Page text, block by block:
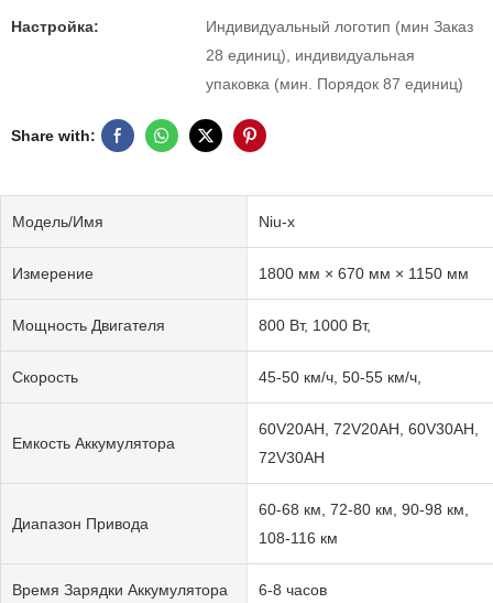
Настройка:
Индивидуальный логотип (мин Заказ
28 единиц), индивидуальная
упаковка (мин. Порядок 87 единиц)
Share with:
Модель/Имя Niu-x
Измерение 1800 мм × 670 мм × 1150 мм
Мощность Двигателя 800 Вт, 1000 Вт,
Скорость 45-50 км/ч, 50-55 км/ч,
Емкость Аккумулятора
60V20AH, 72V20AH, 60V30AH,
72V30AH
Диапазон Привода
60-68 км, 72-80 км, 90-98 км,
108-116 км
Время Зарядки Аккумулятора 6-8 часов